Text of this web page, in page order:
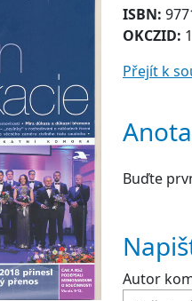
ISBN:
OKCZID:
Přejít k
Buďte
Autor